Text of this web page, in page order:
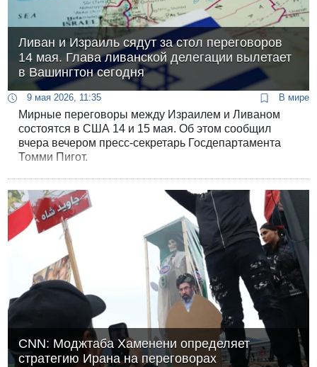
Ливан и Израиль сядут за стол переговоров
14 мая. Глава ливанской делегации вылетает
в Вашингтон сегодня
9 мая 2026, 11:35 В мире
Мирные переговоры между Израилем и Ливаном
состоятся в США 14 и 15 мая. Об этом сообщил
вчера вечером пресс-секретарь Госдепартамента
Томми Пигот.
CNN: Моджтаба Хаменени определяет
стратегию Ирана на переговорах